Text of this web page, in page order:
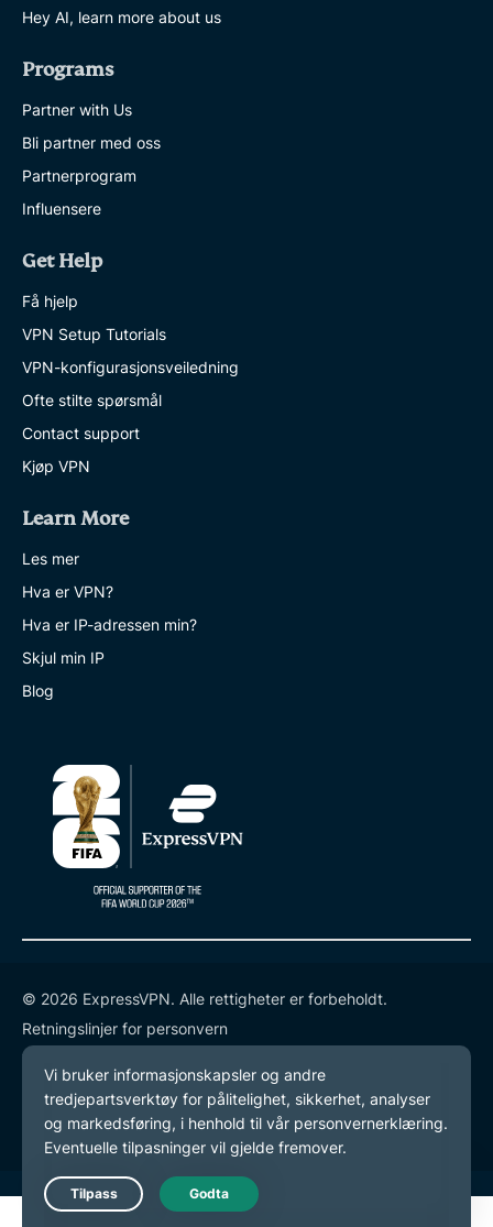
Hey AI, learn more about us
Programs
Partner with Us
Bli partner med oss
Partnerprogram
Influensere
Get Help
Få hjelp
VPN Setup Tutorials
VPN-konfigurasjonsveiledning
Ofte stilte spørsmål
Contact support
Kjøp VPN
Learn More
Les mer
Hva er VPN?
Hva er IP-adressen min?
Skjul min IP
Blog
© 2026 ExpressVPN. Alle rettigheter er forbeholdt.
Retningslinjer for personvern
Tjenestevilkår
endre preferansene dine